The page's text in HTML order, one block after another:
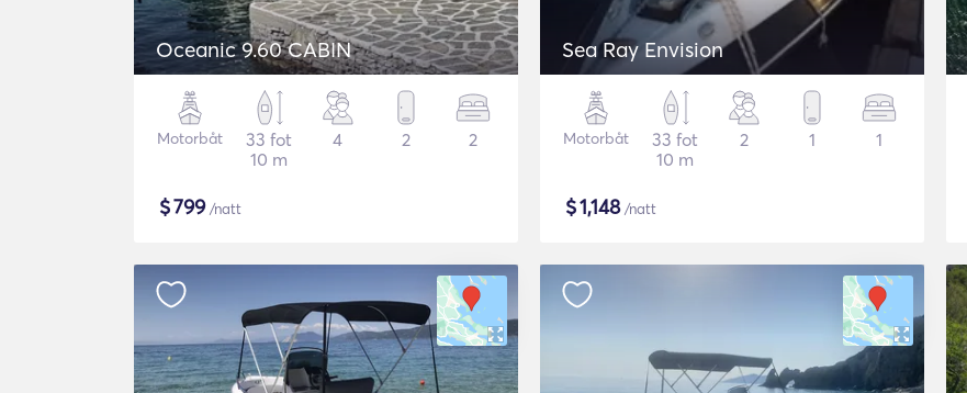
Oceanic 9.60 CABIN
Motorbåt
33 fot
10 m
4 2 2
$799/natt
Sea Ray Envision
Motorbåt
33 fot
10 m
2 1 1
$1,148/natt